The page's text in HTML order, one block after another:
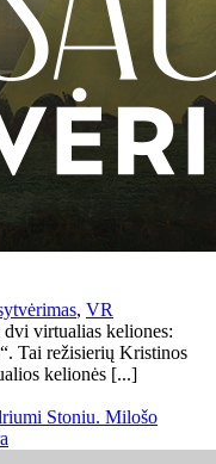
, VR
virtualias keliones:
Tai režisierių Kristinos
kelionės [...]
Stoniu. Milošo